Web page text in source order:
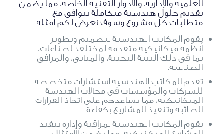
العلمية والإدارية، والأدوار التقنية الخاصة، مما يضمن
تقديم حلول هندسية متكاملة تتوافق مع
متطلبات كل مشروع وسوف نعرض لكم أمثلة :
تقوم المكاتب الهندسية بتصميم وتطوير
أنظمة ميكانيكية متقدمة لمختلف الصناعات،
بما في ذلك البنية التحتية، والمباني، والمرافق
الصناعية.
تقدم المكاتب الهندسية استشارات متخصصة
للشركات والمؤسسات في مجالات الهندسة
الميكانيكية، مما يساعدهم على اتخاذ القرارات
الصائبة وتنفيذ المشاريع بكفاءة.
تقوم المكاتب الهندسية بمراقبة وإدارة تنفيذ